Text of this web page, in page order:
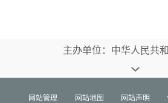
主办单位：中华人民共
网站管理 网站地图 网站声明